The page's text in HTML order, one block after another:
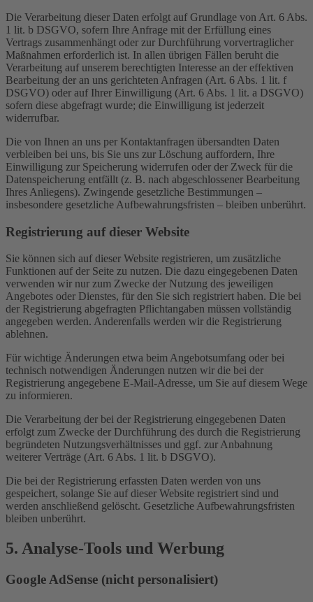
Die Verarbeitung dieser Daten erfolgt auf Grundlage von Art. 6 Abs.
1 lit. b DSGVO, sofern Ihre Anfrage mit der Erfüllung eines
Vertrags zusammenhängt oder zur Durchführung vorvertraglicher
Maßnahmen erforderlich ist. In allen übrigen Fällen beruht die
Verarbeitung auf unserem berechtigten Interesse an der effektiven
Bearbeitung der an uns gerichteten Anfragen (Art. 6 Abs. 1 lit. f
DSGVO) oder auf Ihrer Einwilligung (Art. 6 Abs. 1 lit. a DSGVO)
sofern diese abgefragt wurde; die Einwilligung ist jederzeit
widerrufbar.
Die von Ihnen an uns per Kontaktanfragen übersandten Daten
verbleiben bei uns, bis Sie uns zur Löschung auffordern, Ihre
Einwilligung zur Speicherung widerrufen oder der Zweck für die
Datenspeicherung entfällt (z. B. nach abgeschlossener Bearbeitung
Ihres Anliegens). Zwingende gesetzliche Bestimmungen –
insbesondere gesetzliche Aufbewahrungsfristen – bleiben unberührt.
Registrierung auf dieser Website
Sie können sich auf dieser Website registrieren, um zusätzliche
Funktionen auf der Seite zu nutzen. Die dazu eingegebenen Daten
verwenden wir nur zum Zwecke der Nutzung des jeweiligen
Angebotes oder Dienstes, für den Sie sich registriert haben. Die bei
der Registrierung abgefragten Pflichtangaben müssen vollständig
angegeben werden. Anderenfalls werden wir die Registrierung
ablehnen.
Für wichtige Änderungen etwa beim Angebotsumfang oder bei
technisch notwendigen Änderungen nutzen wir die bei der
Registrierung angegebene E-Mail-Adresse, um Sie auf diesem Wege
zu informieren.
Die Verarbeitung der bei der Registrierung eingegebenen Daten
erfolgt zum Zwecke der Durchführung des durch die Registrierung
begründeten Nutzungsverhältnisses und ggf. zur Anbahnung
weiterer Verträge (Art. 6 Abs. 1 lit. b DSGVO).
Die bei der Registrierung erfassten Daten werden von uns
gespeichert, solange Sie auf dieser Website registriert sind und
werden anschließend gelöscht. Gesetzliche Aufbewahrungsfristen
bleiben unberührt.
5. Analyse-Tools und Werbung
Google AdSense (nicht personalisiert)